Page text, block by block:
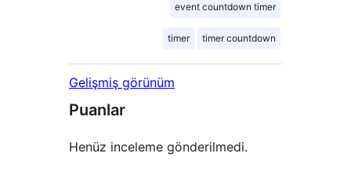
event countdown timer
timer timer countdown
Gelişmiş görünüm
Puanlar
Henüz inceleme gönderilmedi.